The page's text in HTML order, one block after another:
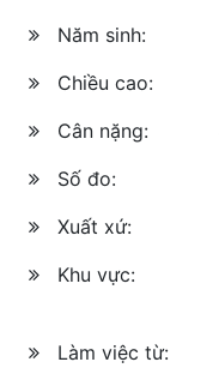
Năm sinh:
Chiều cao:
Cân nặng:
Số đo:
Xuất xứ:
Khu vực:
Làm việc từ: